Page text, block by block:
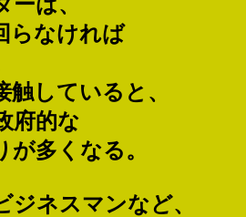
らなければ
していると、
府的な
が多くなる。
ジネスマンなど、